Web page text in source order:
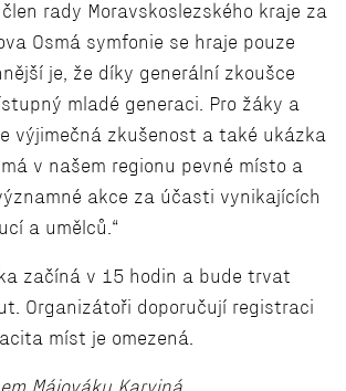
rady Moravskoslezského kraje za
Osmá symfonie se hraje pouze
je, že díky generální zkoušce
mladé generaci. Pro žáky a
výjimečná zkušenost a také ukázka
v našem regionu pevné místo a
akce za účasti vynikajících
a umělců.“
začíná v 15 hodin a bude trvat
Organizátoři doporučují registraci
míst je omezená.